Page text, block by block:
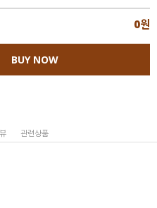
0원
BUY NOW
관련상품